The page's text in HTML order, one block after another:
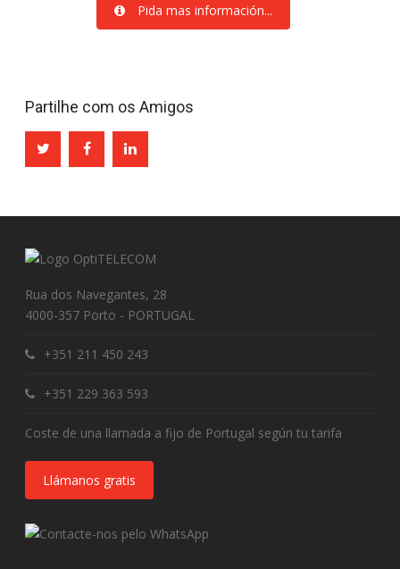
Pida mas información...
Partilhe com os Amigos
Rua dos Navegantes, 28
4000-357 Porto - PORTUGAL
+351 211 450 243
+351 229 363 593
Coste de una llamada a fijo de Portugal según tu tarifa
Llámanos gratis